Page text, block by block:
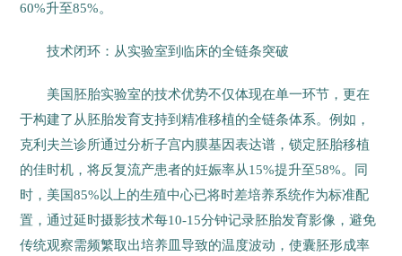
60%升至85%。
技术闭环：从实验室到临床的全链条突破
美国胚胎实验室的技术优势不仅体现在单一环节，更在
于构建了从胚胎发育支持到精准移植的全链条体系。例如，
克利夫兰诊所通过分析子宫内膜基因表达谱，锁定胚胎移植
的佳时机，将反复流产患者的妊娠率从15%提升至58%。同
时，美国85%以上的生殖中心已将时差培养系统作为标准配
置，通过延时摄影技术每10-15分钟记录胚胎发育影像，避免
传统观察需频繁取出培养皿导致的温度波动，使囊胚形成率